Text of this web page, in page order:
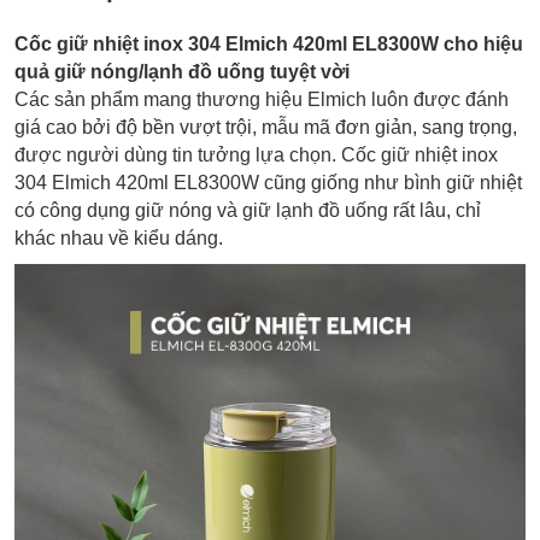
Cốc giữ nhiệt inox 304 Elmich 420ml EL8300W cho hiệu
quả giữ nóng/lạnh đồ uống tuyệt vời
Các sản phẩm mang thương hiệu Elmich luôn được đánh
giá cao bởi độ bền vượt trội, mẫu mã đơn giản, sang trọng,
được người dùng tin tưởng lựa chọn. Cốc giữ nhiệt inox
304 Elmich 420ml EL8300W cũng giống như bình giữ nhiệt
có công dụng giữ nóng và giữ lạnh đồ uống rất lâu, chỉ
khác nhau về kiểu dáng.